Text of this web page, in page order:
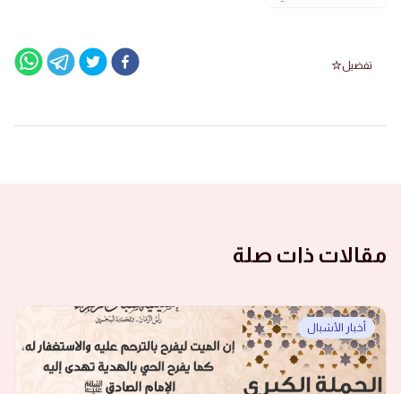
تفضيل
مقالات ذات صلة
أخبار الأشبال